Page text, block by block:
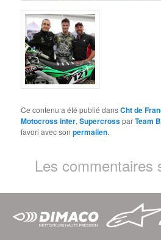
Ce contenu a été publié dansCht de
Motocross inter,SupercrossparTeam
favori avec sonpermalien.
Les commentaires